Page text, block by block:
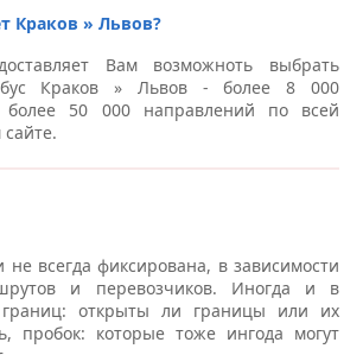
Краков » Львов?
Вам возможноть выбрать
Краков » Львов - более 8 000
более 50 000 направлений по всей
не всегда фиксирована, в зависимости
и перевозчиков. Иногда и в
границ: открыты ли границы или их
пробок: которые тоже ингода могут